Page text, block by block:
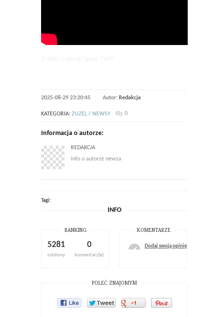
2025-08-29 23:20:45 Autor: Redakcja
KATEGORIA: ZUZEL / NEWSY 0
Informacja o autorze:
REDAKCJA
Info o autorze newsa
Tagi:
INFO
RANKING
5281
odsłony
0
komentarz(e)
KOMENTARZE
Dodaj swoją opinię
POLEĆ ZNAJOMYM